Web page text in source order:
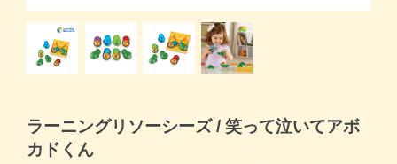
よくある質問
ラーニングリソーシーズ / 笑って泣いてアボ
カドくん